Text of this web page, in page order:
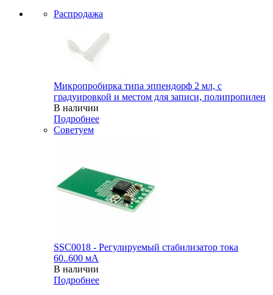
Распродажа
Микропробирка типа эппендорф 2 мл, с
градуировкой и местом для записи, полипропилен
В наличии
Подробнее
Советуем
SSC0018 - Регулируемый стабилизатор тока
60..600 мА
В наличии
Подробнее